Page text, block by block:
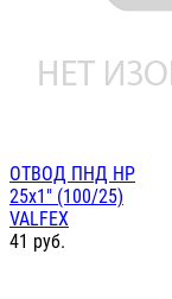
ОТВОД ПНД НР
25х1" (100/25)
VALFEX
41 руб.